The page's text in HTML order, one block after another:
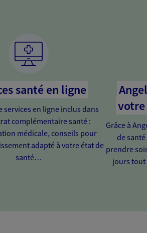
santé en ligne
services en ligne inclus dans
complémentaire santé :
médicale, conseils pour
adapté à votre état de
santé…
Grâce à
de
prendre
jours tout